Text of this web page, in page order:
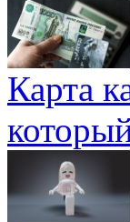
Карта